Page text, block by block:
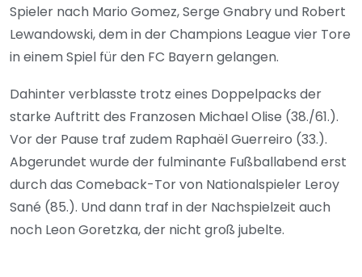
Spieler nach Mario Gomez, Serge Gnabry und Robert
Lewandowski, dem in der Champions League vier Tore
in einem Spiel für den FC Bayern gelangen.
Dahinter verblasste trotz eines Doppelpacks der
starke Auftritt des Franzosen Michael Olise (38./61.).
Vor der Pause traf zudem Raphaël Guerreiro (33.).
Abgerundet wurde der fulminante Fußballabend erst
durch das Comeback-Tor von Nationalspieler Leroy
Sané (85.). Und dann traf in der Nachspielzeit auch
noch Leon Goretzka, der nicht groß jubelte.